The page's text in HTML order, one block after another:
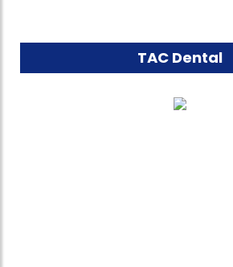
TAC Dental